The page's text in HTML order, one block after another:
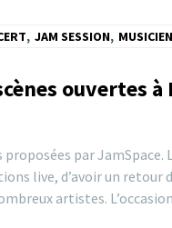
, JAM SESSION,
ouvertes à
par JamSpace.
live, d’avoir un retour
artistes.